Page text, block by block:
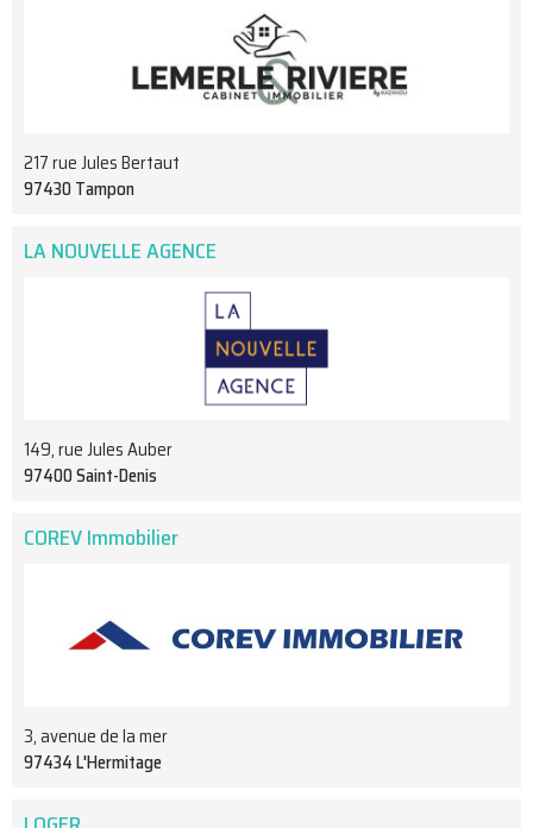
217 rue Jules Bertaut
97430 Tampon
LA NOUVELLE AGENCE
149, rue Jules Auber
97400 Saint-Denis
COREV Immobilier
3, avenue de la mer
97434 L'Hermitage